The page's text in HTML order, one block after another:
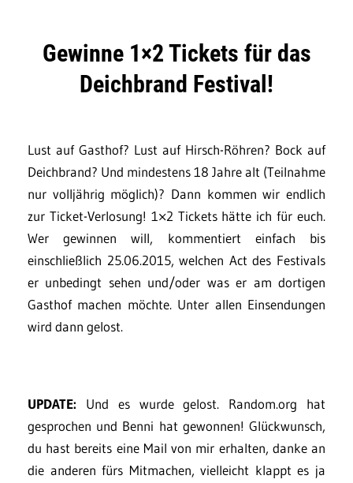
Gewinne 1×2 Tickets für das
Deichbrand Festival!
Lust auf Gasthof? Lust auf Hirsch-Röhren? Bock auf
Deichbrand? Und mindestens 18 Jahre alt (Teilnahme
nur volljährig möglich)? Dann kommen wir endlich
zur Ticket-Verlosung! 1×2 Tickets hätte ich für euch.
Wer gewinnen will, kommentiert einfach bis
einschließlich 25.06.2015, welchen Act des Festivals
er unbedingt sehen und/oder was er am dortigen
Gasthof machen möchte. Unter allen Einsendungen
wird dann gelost.
UPDATE: Und es wurde gelost. Random.org hat
gesprochen und Benni hat gewonnen! Glückwunsch,
du hast bereits eine Mail von mir erhalten, danke an
die anderen fürs Mitmachen, vielleicht klappt es ja